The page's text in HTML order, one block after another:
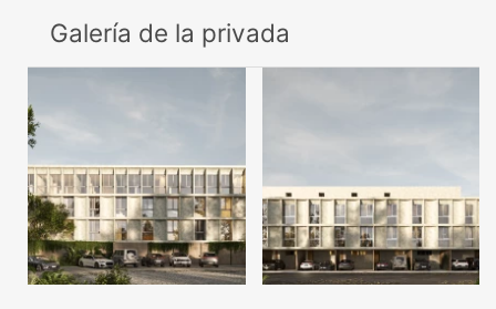
Galería de la privada